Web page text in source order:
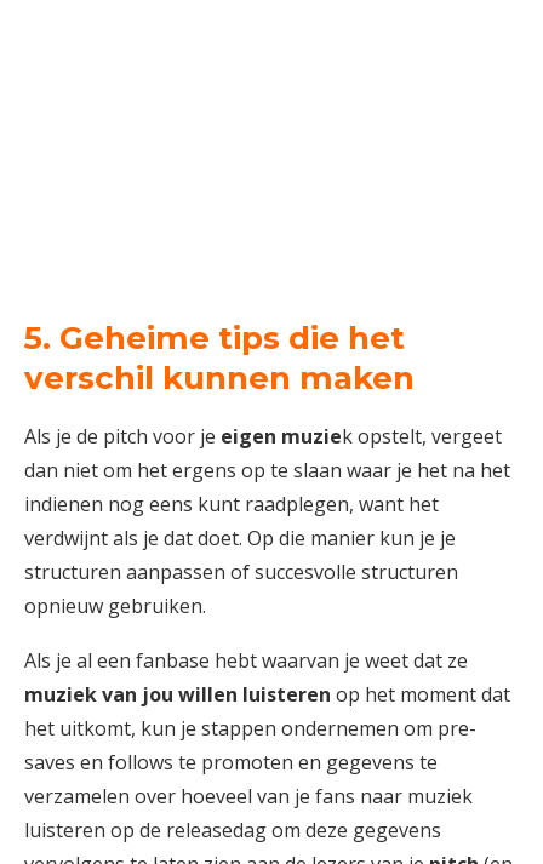
5. Geheime tips die het
verschil kunnen maken
Als je de pitch voor je eigen muziek opstelt, vergeet
dan niet om het ergens op te slaan waar je het na het
indienen nog eens kunt raadplegen, want het
verdwijnt als je dat doet. Op die manier kun je je
structuren aanpassen of succesvolle structuren
opnieuw gebruiken.
Als je al een fanbase hebt waarvan je weet dat ze
muziek van jou willen luisteren op het moment dat
het uitkomt, kun je stappen ondernemen om pre-
saves en follows te promoten en gegevens te
verzamelen over hoeveel van je fans naar muziek
luisteren op de releasedag om deze gegevens